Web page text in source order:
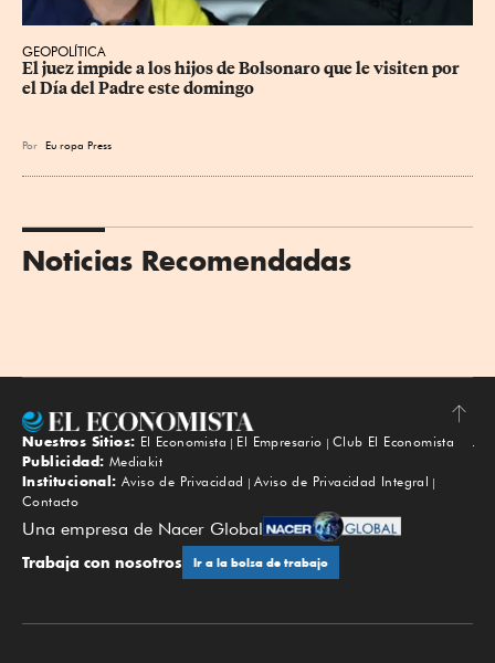
GEOPOLÍTICA
El juez impide a los hijos de Bolsonaro que le visiten por
el Día del Padre este domingo
Por Eu ropa Press
Noticias Recomendadas
Subir
Nuestros Sitios: El Economista El Empresario
Club El Economista
Publicidad: Mediakit
Institucional: Aviso de Privacidad
Aviso de Privacidad Integral
Contacto
Una empresa de Nacer Global
Trabaja con nosotros Ir a la bolsa de trabajo